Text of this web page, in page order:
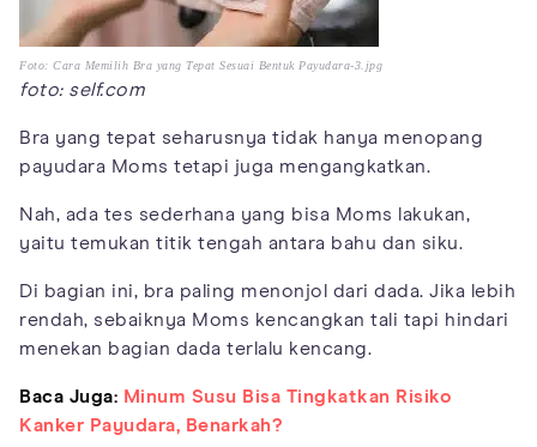
Foto: Cara Memilih Bra yang Tepat Sesuai Bentuk Payudara-3.jpg
foto: self.com
Bra yang tepat seharusnya tidak hanya menopang
payudara Moms tetapi juga mengangkatkan.
Nah, ada tes sederhana yang bisa Moms lakukan,
yaitu temukan titik tengah antara bahu dan siku.
Di bagian ini, bra paling menonjol dari dada. Jika lebih
rendah, sebaiknya Moms kencangkan tali tapi hindari
menekan bagian dada terlalu kencang.
Baca Juga: Minum Susu Bisa Tingkatkan Risiko
Kanker Payudara, Benarkah?